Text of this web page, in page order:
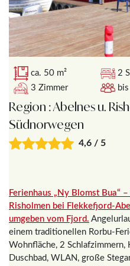
ca. 50 m² 2
3 Zimmer
bis
Region : Abelnes u.
Südnorwegen
4,6 / 5
Ferienhaus „Ny Blomst Bua“
Risholmen bei Flekkefjord-
umgeben vom Fjord.
einem traditionellen Rorbu-
Wohnfläche, 2 Schlafzimmern,
Duschbad, WLAN, große